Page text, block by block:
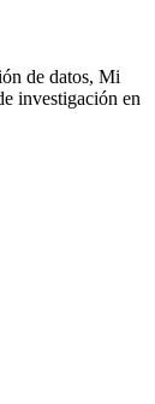
de datos, Mi
investigación en